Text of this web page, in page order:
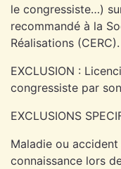
le congressiste…)
recommandé à la
Réalisations (CERC).
EXCLUSION :
congressiste par
EXCLUSIONS
Maladie ou
connaissance lors